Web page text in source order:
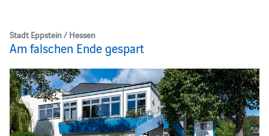
Stadt Eppstein / Hessen
Am falschen Ende gespart